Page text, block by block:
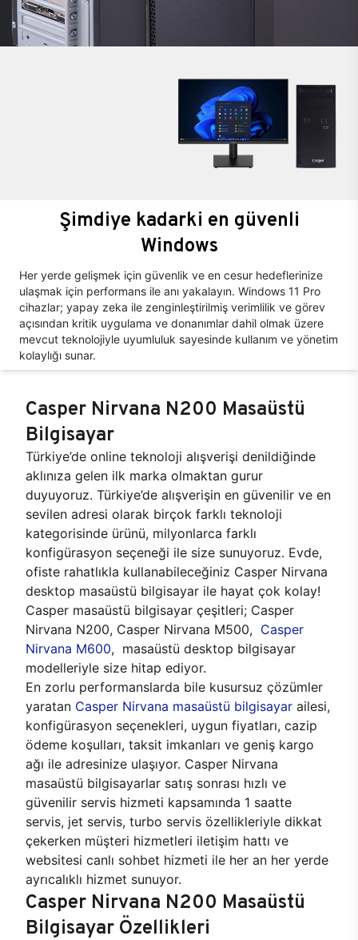
Şimdiye kadarki en güvenli
Windows
Her yerde gelişmek için güvenlik ve en cesur hedeflerinize
ulaşmak için performans ile anı yakalayın. Windows 11 Pro
cihazlar; yapay zeka ile zenginleştirilmiş verimlilik ve görev
açısından kritik uygulama ve donanımlar dahil olmak üzere
mevcut teknolojiyle uyumluluk sayesinde kullanım ve yönetim
kolaylığı sunar.
Casper Nirvana N200 Masaüstü
Bilgisayar
Türkiye’de online teknoloji alışverişi denildiğinde
aklınıza gelen ilk marka olmaktan gurur
duyuyoruz. Türkiye’de alışverişin en güvenilir ve en
sevilen adresi olarak birçok farklı teknoloji
kategorisinde ürünü, milyonlarca farklı
konfigürasyon seçeneği ile size sunuyoruz. Evde,
ofiste rahatlıkla kullanabileceğiniz Casper Nirvana
desktop masaüstü bilgisayar ile hayat çok kolay!
Casper masaüstü bilgisayar çeşitleri; Casper
Nirvana N200, Casper Nirvana M500, Casper
Nirvana M600, masaüstü desktop bilgisayar
modelleriyle size hitap ediyor.
En zorlu performanslarda bile kusursuz çözümler
yaratan Casper Nirvana masaüstü bilgisayar ailesi,
konfigürasyon seçenekleri, uygun fiyatları, cazip
ödeme koşulları, taksit imkanları ve geniş kargo
ağı ile adresinize ulaşıyor. Casper Nirvana
masaüstü bilgisayarlar satış sonrası hızlı ve
güvenilir servis hizmeti kapsamında 1 saatte
servis, jet servis, turbo servis özellikleriyle dikkat
çekerken müşteri hizmetleri iletişim hattı ve
websitesi canlı sohbet hizmeti ile her an her yerde
ayrıcalıklı hizmet sunuyor.
Casper Nirvana N200 Masaüstü
Bilgisayar Özellikleri